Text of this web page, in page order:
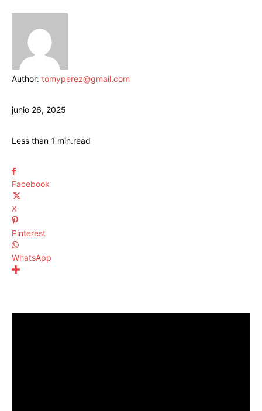
Author: tomyperez@gmail.com
junio 26, 2025
Less than 1 min.read
Facebook
X
Pinterest
WhatsApp